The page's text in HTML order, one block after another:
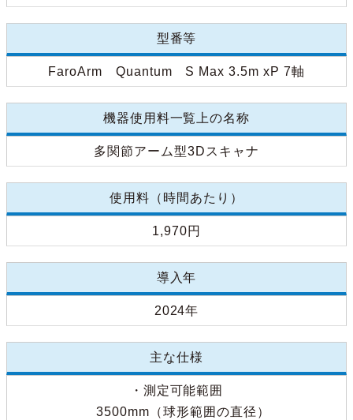
型番等
FaroArm Quantum S Max 3.5m xP 7軸
機器使用料一覧上の名称
多関節アーム型3Dスキャナ
使用料（時間あたり）
1,970円
導入年
2024年
主な仕様
・測定可能範囲
3500mm（球形範囲の直径）